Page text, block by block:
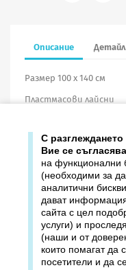
Описание
Размер 100 х 140 см
Пластмасови лайсни
Продукти
Издателство ДОМИНО
С разглеждането
Вие се
на функционални
(необходими за да
аналитични
дават
сайта с цел
услуги) и
(наши и от
които помагат да
посетители и да